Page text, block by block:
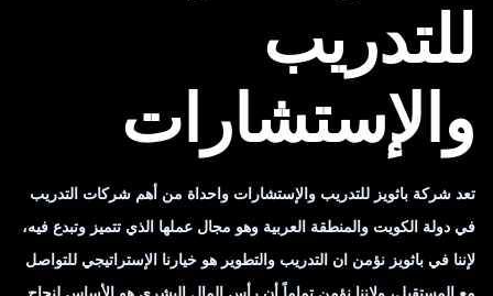
للتدريب
والإستشارات
تعد شركة باثويز للتدريب والإستشارات واحداة من أهم شركات التدريب
في دولة الكويت والمنطقة العربية وهو مجال عملها الذي تتميز وتبدع فيه،
لإننا في باثويز نؤمن ان التدريب والتطوير هو خيارنا الإستراتيجي للتواصل